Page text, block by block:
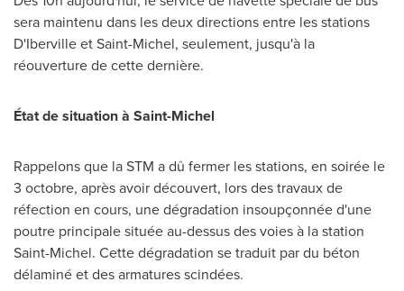
sera maintenu dans les deux directions entre les stations
D'IbervilleetSaint-Michel, seulement, jusqu'à la
réouverture de cette dernière.
État de situation à Saint-Michel
Rappelons que la STM a dû fermer les stations, en soirée le
3 octobre, après avoir découvert, lors des travaux de
réfection en cours, une dégradation insoupçonnée d'une
poutre principale située au-dessus des voies à la station
Saint-Michel. Cette dégradation se traduit par du béton
délaminé et des armatures scindées.